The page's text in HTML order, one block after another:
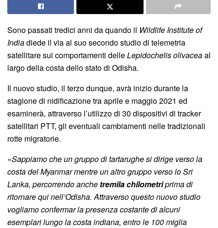
Sono passati tredici anni da quando il Wildlife Institute of
Indiadiede il via al suo secondo studio di telemetria
satellitare sui comportamenti delleLepidochelis olivaceaal
largo della costa dello stato di Odisha.
Il nuovo studio, il terzo dunque, avrà inizio durante la
stagione di nidificazione tra aprile e maggio 2021 ed
esaminerà, attraverso l’utilizzo di 30 dispositivi di tracker
satellitari PTT, gli eventuali cambiamenti nelle tradizionali
rotte migratorie.
«Sappiamo che un gruppo di tartarughe si dirige verso la
costa del Myanmar mentre un altro gruppo verso lo Sri
Lanka, percorrendo anche tremila chilometriprima di
ritornare qui nell’Odisha. Attraverso questo nuovo studio
vogliamo confermar la presenza costante di alcuni
esemplari lungo la costa indiana, entro le 100 miglia